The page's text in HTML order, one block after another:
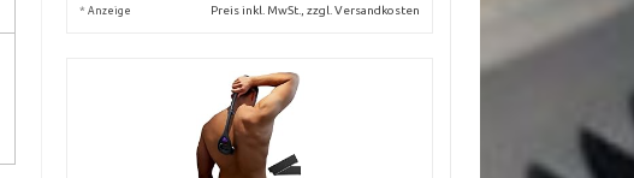
* Anzeige Preis inkl. MwSt., zzgl. Versandkosten